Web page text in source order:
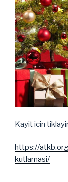
Kayit icin
https://
kutlamasi/